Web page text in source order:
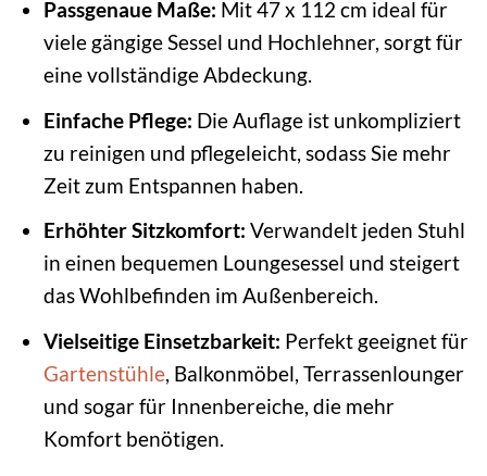
Passgenaue Maße: Mit 47 x 112 cm ideal für
viele gängige Sessel und Hochlehner, sorgt für
eine vollständige Abdeckung.
Einfache Pflege: Die Auflage ist unkompliziert
zu reinigen und pflegeleicht, sodass Sie mehr
Zeit zum Entspannen haben.
Erhöhter Sitzkomfort: Verwandelt jeden Stuhl
in einen bequemen Loungesessel und steigert
das Wohlbefinden im Außenbereich.
Vielseitige Einsetzbarkeit: Perfekt geeignet für
Gartenstühle, Balkonmöbel, Terrassenlounger
und sogar für Innenbereiche, die mehr
Komfort benötigen.